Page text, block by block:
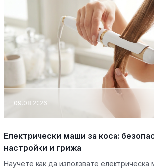
09.08.2026
Електрически маши за коса:
настройки и грижа
Научете как да използвате електрическа